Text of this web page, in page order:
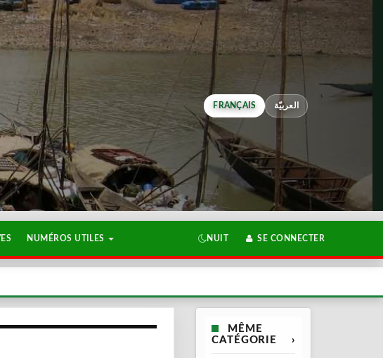
FRANÇAIS العربيّة
NUMÉROS UTILES NUIT SE CONNECTER
MÊME
CATÉGORIE
›